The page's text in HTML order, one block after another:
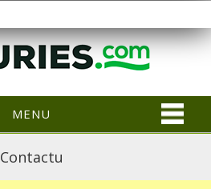
MENU
Contactu